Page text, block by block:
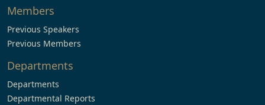
Members
Previous Speakers
Previous Members
Departments
Departments
Departmental Reports